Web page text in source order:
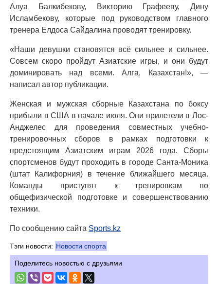
Алуа Балкибекову, Викторию Графееву, Дину
Исламбекову, которые под руководством главного
тренера Елдоса Сайдалина проводят тренировку.
«Наши девушки становятся всё сильнее и сильнее.
Совсем скоро пройдут Азиатские игры, и они будут
доминировать над всеми. Алга, Казахстан!», —
написал автор публикации.
Женская и мужская сборные Казахстана по боксу
прибыли в США в начале июля. Они прилетели в Лос-
Анджелес для проведения совместных учебно-
тренировочных сборов в рамках подготовки к
предстоящим Азиатским играм 2026 года. Сборы
спортсменов будут проходить в городе Санта-Моника
(штат Калифорния) в течение ближайшего месяца.
Команды приступят к тренировкам по
общефизической подготовке и совершенствованию
техники.
По сообщению сайта Sports.kz
Тэги новости: Новости спорта
Поделитесь новостью с друзьями